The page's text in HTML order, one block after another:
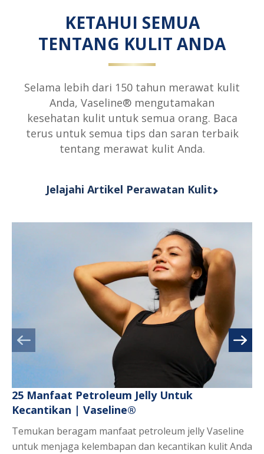
1
peringkat.
peringkat.
dikirimkan
untuk
product
KETAHUI SEMUA
TENTANG KULIT ANDA
Selama lebih dari 150 tahun merawat kulit
Anda, Vaseline® mengutamakan
kesehatan kulit untuk semua orang. Baca
terus untuk semua tips dan saran terbaik
tentang merawat kulit Anda.
Jelajahi Artikel Perawatan Kulit
Temukan beragam manfaat petroleum jelly Vaseline
untuk menjaga kelembapan dan kecantikan kulit Anda
25 Manfaat Petroleum Jelly Untuk
Kecantikan | Vaseline®